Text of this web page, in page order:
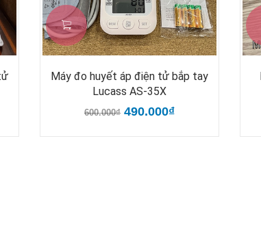
Máy đo huyết áp điện tử bắp tay
Lucass AS-35X
600.000₫490.000₫